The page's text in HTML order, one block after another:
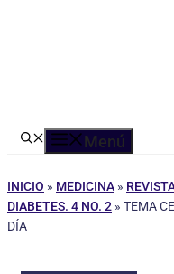
Menú
INICIO » MEDICINA »
DIABETES. 4 NO. 2 » TEMA
DÍA